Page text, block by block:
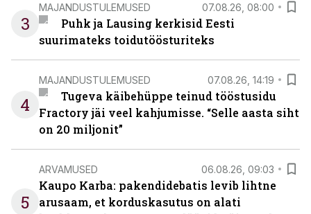
3
MAJANDUSTULEMUSED 07.08.26, 08:00
Puhk ja Lausing kerkisid Eesti
suurimateks toidutöösturiteks
4
MAJANDUSTULEMUSED 07.08.26, 14:19
Tugeva käibehüppe teinud tööstusidu
Fractory jäi veel kahjumisse. “Selle aasta siht
on 20 miljonit”
5
ARVAMUSED 06.08.26, 09:03
Kaupo Karba: pakendidebatis levib lihtne
arusaam, et korduskasutus on alati